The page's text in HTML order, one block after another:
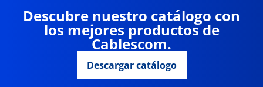
Descubre nuestro catálogo con
los mejores productos de
Cablescom.
Descargar catálogo